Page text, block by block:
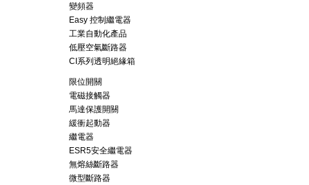
變頻器
Easy 控制繼電器
工業自動化產品
低壓空氣斷路器
CI系列透明絕緣箱
限位開關
電磁接觸器
馬達保護開關
緩衝起動器
繼電器
ESR5安全繼電器
無熔絲斷路器
微型斷路器